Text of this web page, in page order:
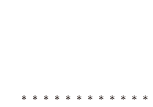
＊＊＊＊＊＊＊＊＊＊＊